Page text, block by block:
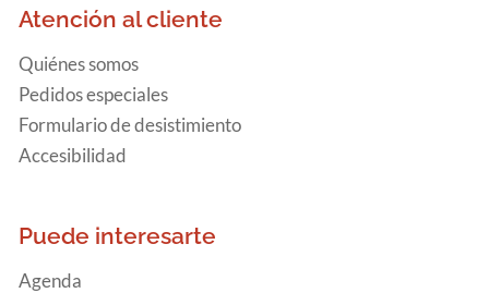
Atención al cliente
Quiénes somos
Pedidos especiales
Formulario de desistimiento
Accesibilidad
Puede interesarte
Agenda